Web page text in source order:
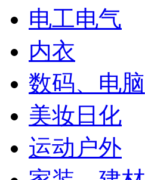
电工电气
内衣
数码、电脑
美妆日化
运动户外